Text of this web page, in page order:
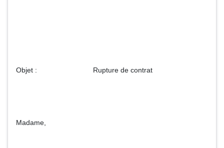
Objet : Rupture de contrat
Madame,